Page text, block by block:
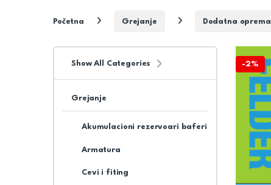
Početna Grejanje Dodatna oprema
-2%
Show All Categories
Grejanje
Akumulacioni rezervoari baferi
Armatura
Cevi i fiting